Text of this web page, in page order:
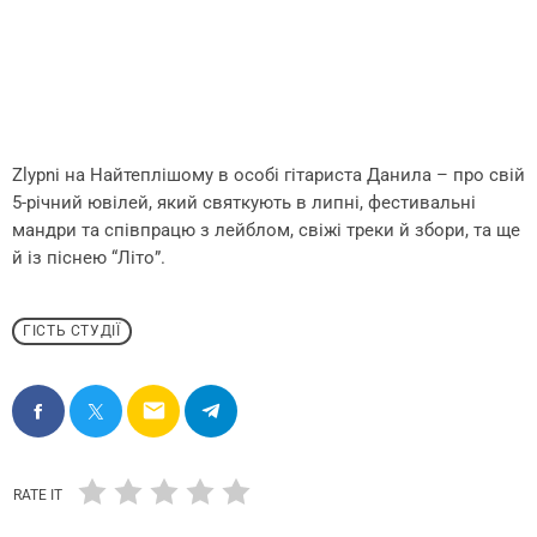
Zlypni на Найтеплішому в особі гітариста Данила – про свій
5-річний ювілей, який святкують в липні, фестивальні
мандри та співпрацю з лейблом, свіжі треки й збори, та ще
й із піснею “Літо”.
ГІСТЬ СТУДІЇ
email
RATE IT